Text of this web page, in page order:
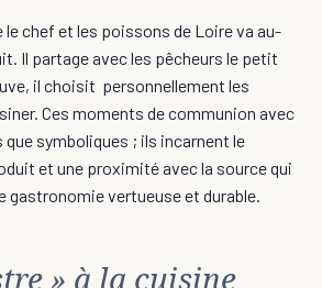
le chef et les poissons de Loire va au-
Il partage avec les pêcheurs le petit
il choisit personnellement les
Ces moments de communion avec
symboliques ; ils incarnent le
et une proximité avec la source qui
gastronomie vertueuse et durable.
» à la cuisine